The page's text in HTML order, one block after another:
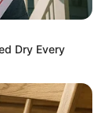
Dry Every